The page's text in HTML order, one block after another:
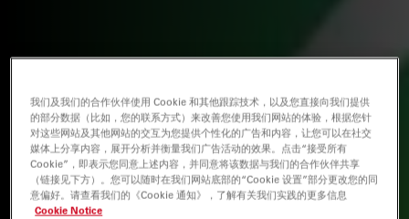
我们及我们的合作伙伴使用 Cookie 和其他跟踪技术，以及您直接向我们提供
的部分数据（比如，您的联系方式）来改善您使用我们网站的体验，根据您针
对这些网站及其他网站的交互为您提供个性化的广告和内容，让您可以在社交
媒体上分享内容，展开分析并衡量我们广告活动的效果。点击“接受所有
Cookie”，即表示您同意上述内容，并同意将该数据与我们的合作伙伴共享
（链接见下方）。您可以随时在我们网站底部的“Cookie 设置”部分更改您的同
意偏好。请查看我们的《Cookie 通知》，了解有关我们实践的更多信息
Cookie Notice